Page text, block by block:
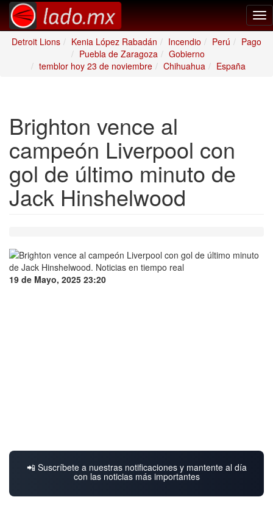
Detroit Lions
Kenia López Rabadán Incendio Perú
Pago
Puebla de Zaragoza
Gobierno
temblor hoy 23 de noviembre
Chihuahua España
Brighton vence al
campeón Liverpool con
gol de último minuto de
Jack Hinshelwood
19 de Mayo, 2025 23:20
📲 Suscríbete a nuestras notificaciones y mantente al día
con las noticias más importantes